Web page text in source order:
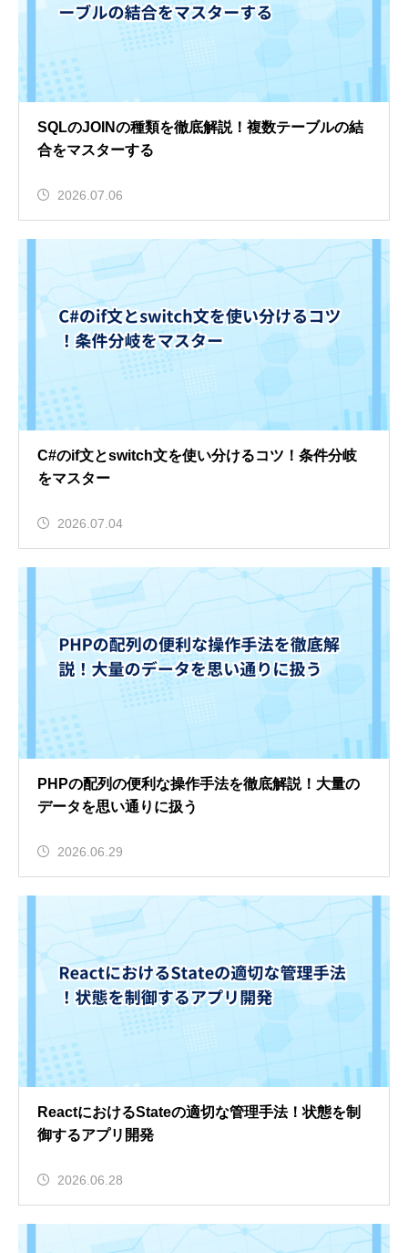
SQLのJOINの種類を徹底解説！複数テーブルの結
合をマスターする
2026.07.06
C#のif文とswitch文を使い分けるコツ！条件分岐
をマスター
2026.07.04
PHPの配列の便利な操作手法を徹底解説！大量の
データを思い通りに扱う
2026.06.29
ReactにおけるStateの適切な管理手法！状態を制
御するアプリ開発
2026.06.28